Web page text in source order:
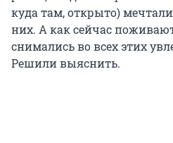
куда там, открыто)
них. А как сейчас
снимались во всех этих
Решили выяснить.